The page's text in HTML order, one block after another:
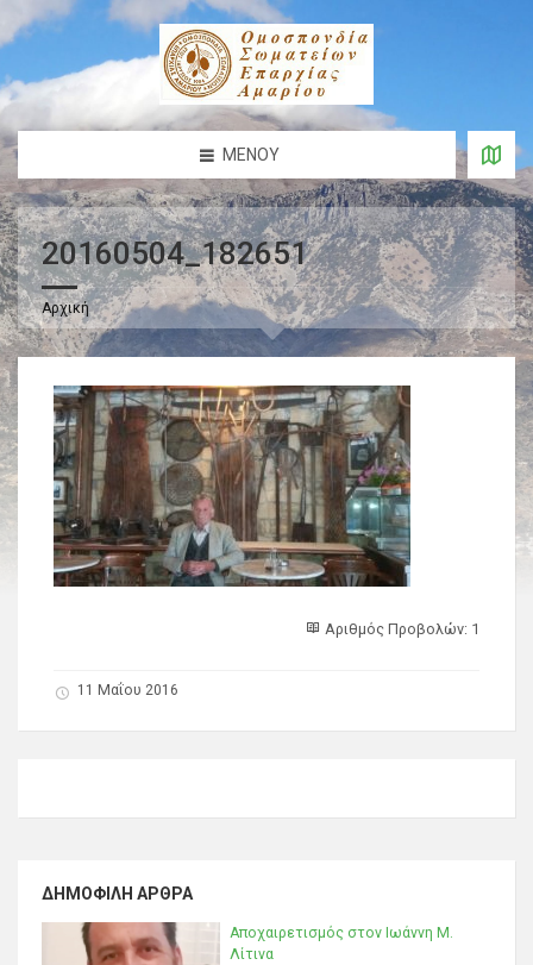
ΜΕΝΟΎ
20160504_182651
Αρχική
Αριθμός Προβολών: 1
11 Μαΐου 2016
ΔΗΜΟΦΙΛΉ ΆΡΘΡΑ
Αποχαιρετισμός στον Ιωάννη Μ.
Λίτινα